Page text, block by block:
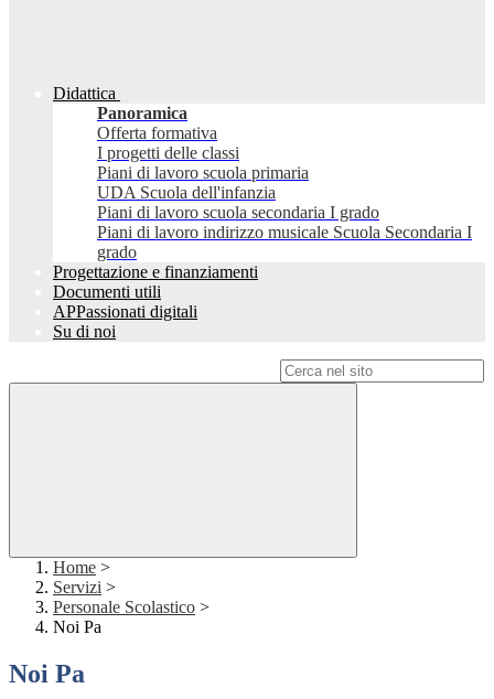
Didattica
Panoramica
Offerta formativa
I progetti delle classi
Piani di lavoro scuola primaria
UDA Scuola dell'infanzia
Piani di lavoro scuola secondaria I grado
Piani di lavoro indirizzo musicale Scuola Secondaria I
grado
Progettazione e finanziamenti
Documenti utili
APPassionati digitali
Su di noi
Home >
Servizi >
Personale Scolastico >
Noi Pa
Noi Pa